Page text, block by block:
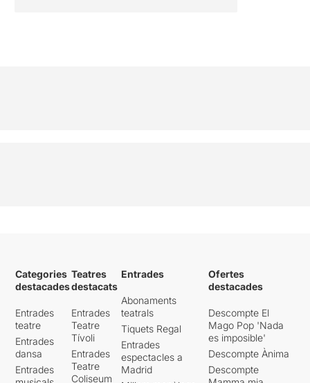
Categories
destacades
Entrades
teatre
Entrades
dansa
Entrades
Teatres
destacats
Entrades
Teatre
Tívoli
Entrades
Teatre
Coliseum
Entrades
Abonaments
teatrals
Tiquets Regal
Entrades
espectacles a
Madrid
Ofertes
destacades
Descompte El
Mago Pop 'Nada
es imposible'
Descompte Ànima
Descompte